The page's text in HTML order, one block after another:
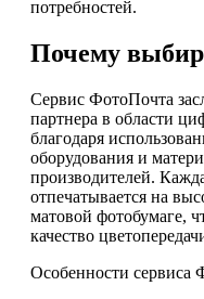
потребностей.
Почему
Сервис ФотоПочта
партнера в области
благодаря
оборудования и
производителей.
отпечатывается на
матовой фотобумаге,
качество
Особенности сервиса